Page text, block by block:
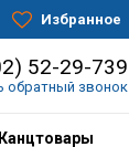
Избранное
52-29-739
обратный звонок
Канцтовары